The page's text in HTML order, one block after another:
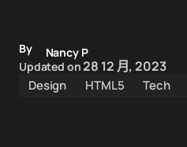
By
Nancy P
Updated on28 12 月, 2023
Design HTML5 Tech